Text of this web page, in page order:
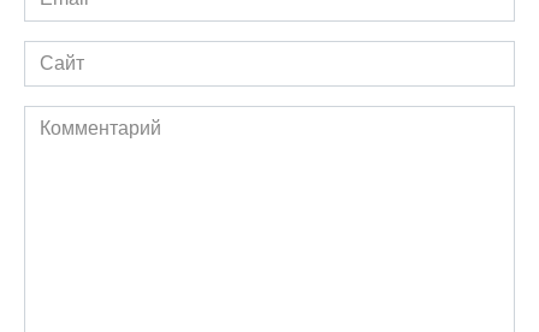
*
Сайт
Комментарий